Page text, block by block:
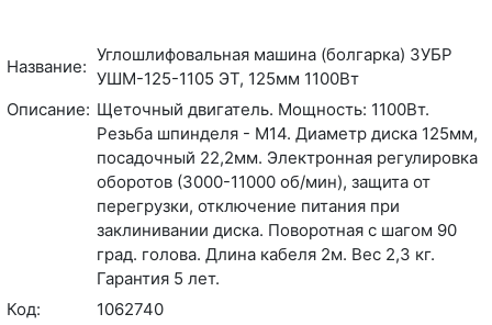
Название:
Углошлифовальная машина (болгарка) ЗУБР
УШМ-125-1105 ЭТ, 125мм 1100Вт
Описание: Щеточный двигатель. Мощность: 1100Вт.
Резьба шпинделя - М14. Диаметр диска 125мм,
посадочный 22,2мм. Электронная регулировка
оборотов (3000-11000 об/мин), защита от
перегрузки, отключение питания при
заклинивании диска. Поворотная с шагом 90
град. голова. Длина кабеля 2м. Вес 2,3 кг.
Гарантия 5 лет.
Код:
1062740